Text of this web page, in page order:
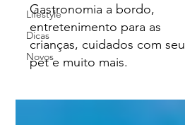
Lifestyle
Dicas
Novos
Gastronomia a bordo,
entretenimento para as
crianças, cuidados com seu
pet e muito mais.